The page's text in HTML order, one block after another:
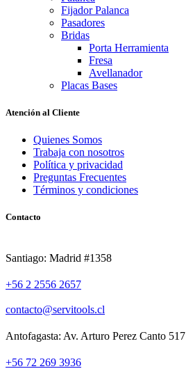
Fijador Palanca
Pasadores
Bridas
Porta Herramienta
Fresa
Avellanador
Placas Bases
Atención al Cliente
Quienes Somos
Trabaja con nosotros
Política y privacidad
Preguntas Frecuentes
Términos y condiciones
Contacto
Santiago: Madrid #1358
+56 2 2556 2657
contacto@servitools.cl
Antofagasta: Av. Arturo Perez Canto 517
+56 72 269 3936